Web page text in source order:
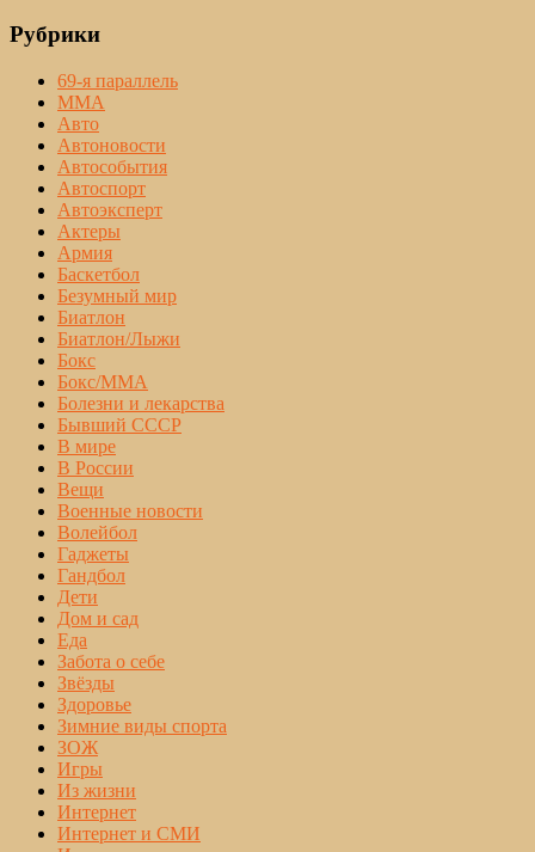
Рубрики
69-я параллель
MMA
Авто
Автоновости
Автособытия
Автоспорт
Автоэксперт
Актеры
Армия
Баскетбол
Безумный мир
Биатлон
Биатлон/Лыжи
Бокс
Бокс/MMA
Болезни и лекарства
Бывший СССР
В мире
В России
Вещи
Военные новости
Волейбол
Гаджеты
Гандбол
Дети
Дом и сад
Еда
Забота о себе
Звёзды
Здоровье
Зимние виды спорта
ЗОЖ
Игры
Из жизни
Интернет
Интернет и СМИ